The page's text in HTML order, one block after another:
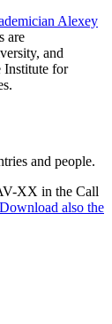
Alexey
are
and
Institute for
and people.
XX in the Call
Download also the